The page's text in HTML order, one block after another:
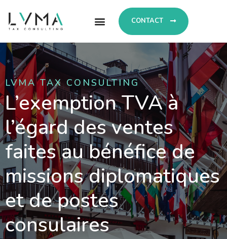
CONTACT
LVMA TAX CONSULTING
L’exemption TVA à
l’égard des ventes
faites au bénéfice de
missions diplomatiques
et de postes
consulaires